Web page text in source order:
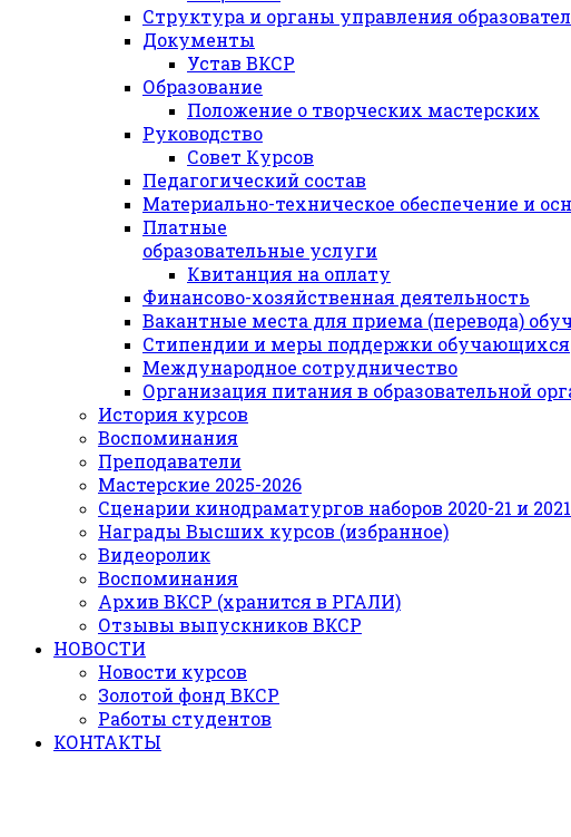
Структура и органы управления
Документы
Устав ВКСР
Образование
Положение о творческих мастерских
Руководство
Совет Курсов
Педагогический состав
Материально-техническое обеспечение и
Платные
образовательные услуги
Квитанция на оплату
Финансово-хозяйственная деятельность
Вакантные места для приема (перевода)
Стипендии и меры поддержки обучающихся
Международное сотрудничество
Организация питания в образовательной
История курсов
Воспоминания
Преподаватели
Мастерские 2025-2026
Сценарии кинодраматургов наборов 2020-21 и
Награды Высших курсов (избранное)
Видеоролик
Воспоминания
Архив ВКСР (хранится в РГАЛИ)
Отзывы выпускников ВКСР
НОВОСТИ
Новости курсов
Золотой фонд ВКСР
Работы студентов
КОНТАКТЫ